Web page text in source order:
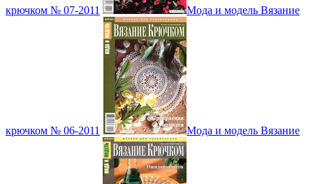
крючком № 07-2011 Мода и модель Вязание
крючком № 06-2011 Мода и модель Вязание